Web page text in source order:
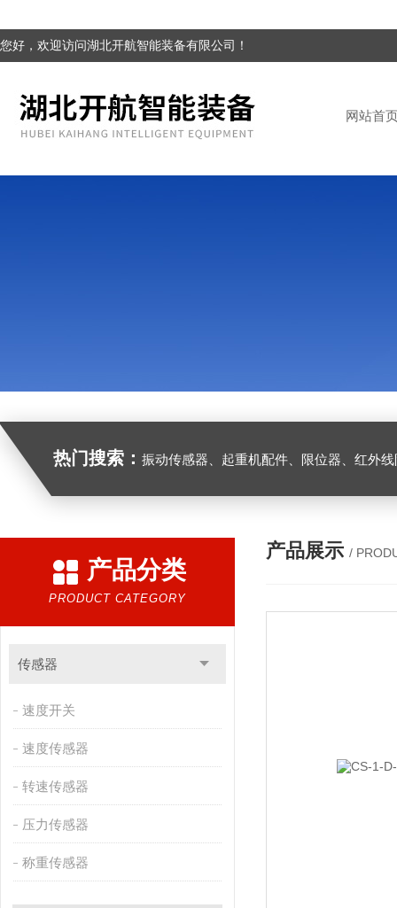
您好，欢迎访问湖北开航智能装备有限公司！
网站首
热门搜索： 振动传感器、起重机配件、限位器、红外线防撞器
产品分类
PRODUCT CATEGORY
传感器
速度开关
速度传感器
转速传感器
压力传感器
称重传感器
产品展示 /